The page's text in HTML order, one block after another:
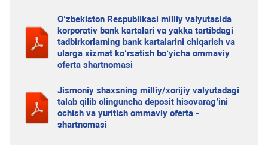
O‘zbekiston Respublikasi milliy valyutasida
korporativ bank kartalari va yakka tartibdagi
tadbirkorlarning bank kartalarini chiqarish va
ularga xizmat ko‘rsatish bo‘yicha ommaviy
oferta shartnomasi
Jismoniy shaxsning milliy/xorijiy valyutadagi
talab qilib olinguncha deposit hisovarag’ini
ochish va yuritish ommaviy oferta -
shartnomasi